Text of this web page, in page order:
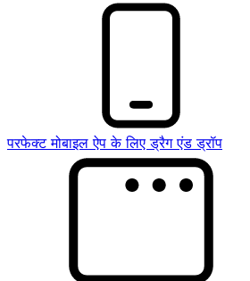
परफेक्ट मोबाइल ऐप के लिए ड्रैग एंड ड्रॉप